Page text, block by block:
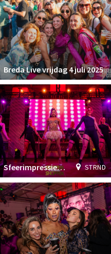
Breda Live vrijdag 4 juli 2025
STRND
Sfeerimpressie Stappen & Shoppen Awards 2024